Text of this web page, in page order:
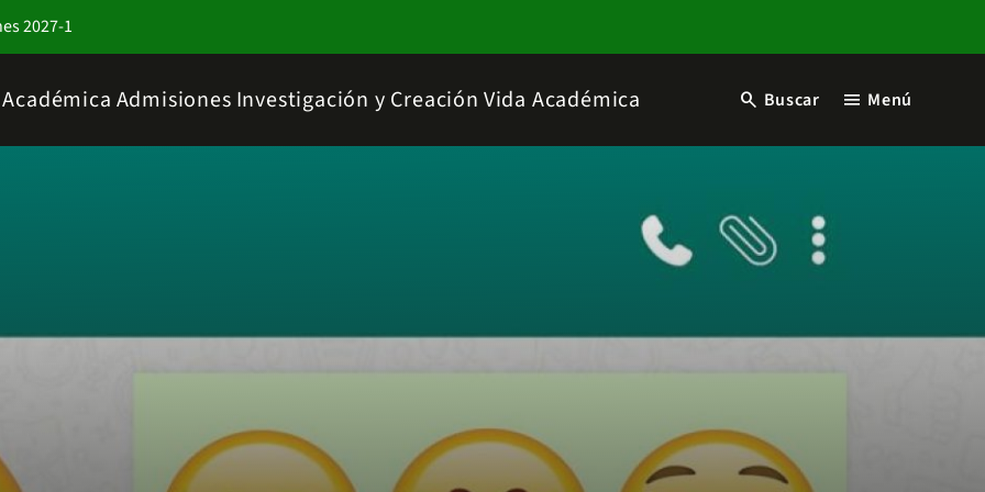
2027-1
Admisiones Investigación y Creación Vida Académica search Buscar menu Menú